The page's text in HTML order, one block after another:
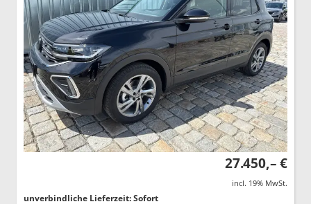
27.450,– €
incl. 19% MwSt.
unverbindliche Lieferzeit: Sofort